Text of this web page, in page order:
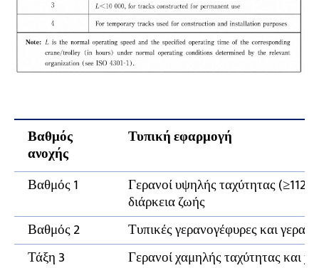
Βαθμός
ανοχής
Τυπική εφαρμογή
Βαθμός 1 Γερανοί υψηλής ταχύτητας (≥112
διάρκεια ζωής
Βαθμός 2
Τυπικές γερανογέφυρες και
Τάξη 3
Γερανοί χαμηλής ταχύτητας και